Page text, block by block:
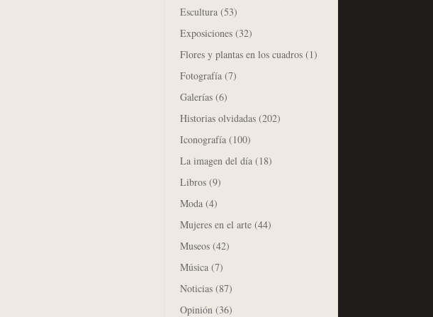
Escultura (53)
Exposiciones (32)
Flores y plantas en los cuadros (1)
Fotografía (7)
Galerías (6)
Historias olvidadas (202)
Iconografía (100)
La imagen del día (18)
Libros (9)
Moda (4)
Mujeres en el arte (44)
Museos (42)
Música (7)
Noticias (87)
Opinión (36)